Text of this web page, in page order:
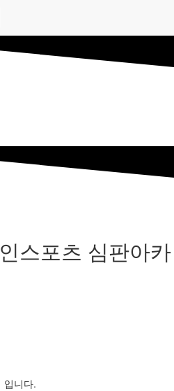
스포츠 심판아카
입니다.